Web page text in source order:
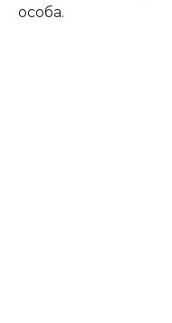
особа.